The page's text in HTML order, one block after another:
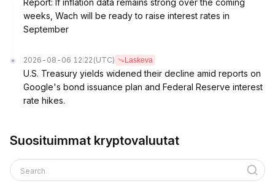
Report: If inflation data remains strong over the coming
weeks, Wach will be ready to raise interest rates in
September
2026-08-06 12:22 (UTC) Laskeva
U.S. Treasury yields widened their decline amid reports on
Google's bond issuance plan and Federal Reserve interest
rate hikes.
Suosituimmat kryptovaluutat
Search